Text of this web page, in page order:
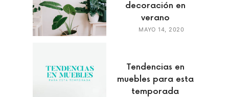
decoración en
verano
MAYO 14, 2020
Tendencias en
muebles para esta
temporada